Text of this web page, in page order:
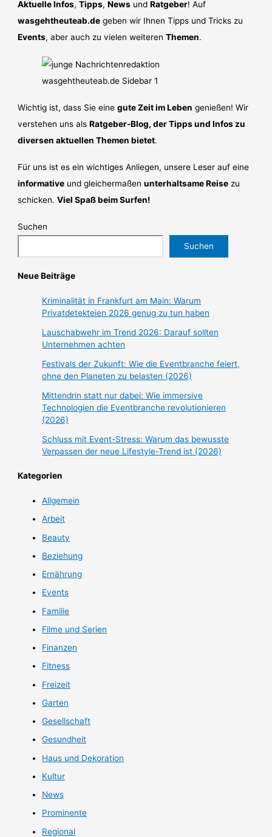
Aktuelle Infos,Tipps,News undRatgeber! Auf
wasgehtheuteab.de geben wir Ihnen Tipps und Tricks zu
Events, aber auch zu vielen weiterenThemen.
Wichtig ist, dass Sie einegute Zeit im Leben genießen! Wir
verstehen uns alsRatgeber-Blog, der Tipps und Infos zu
diversen aktuellen Themen bietet.
Für uns ist es ein wichtiges Anliegen, unsere Leser auf eine
informative und gleichermaßenunterhaltsame Reise zu
schicken.Viel Spaß beim Surfen!
Suchen
Suchen
Neue Beiträge
Kriminalität in Frankfurt am Main: Warum
Privatdetekteien 2026 genug zu tun haben
Lauschabwehr im Trend 2026: Darauf sollten
Unternehmen achten
Festivals der Zukunft: Wie die Eventbranche feiert,
ohne den Planeten zu belasten (2026)
Mittendrin statt nur dabei: Wie immersive
Technologien die Eventbranche revolutionieren
(2026)
Schluss mit Event-Stress: Warum das bewusste
Verpassen der neue Lifestyle-Trend ist (2026)
Kategorien
Allgemein
Arbeit
Beauty
Beziehung
Ernährung
Events
Familie
Filme und Serien
Finanzen
Fitness
Freizeit
Garten
Gesellschaft
Gesundheit
Haus und Dekoration
Kultur
News
Prominente
Regional